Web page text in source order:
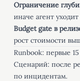
Ограничение
иначе агент
Budget gate в
рост стоимости
Runbook: первые
Сценарий: после
по инцидентам.